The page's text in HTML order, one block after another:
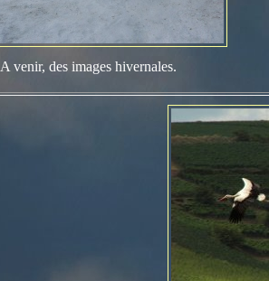
A venir, des images hivernales.